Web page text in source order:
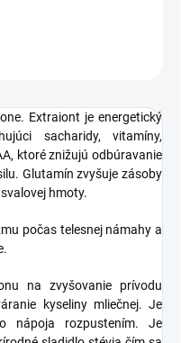
Extraiont je energetický
sacharidy, vitamíny,
ktoré znižujú odbúravanie
Glutamín zvyšuje zásoby
hmoty.
počas telesnej námahy a
na zvyšovanie prívodu
kyseliny mliečnej. Je
nápoja rozpustením. Je